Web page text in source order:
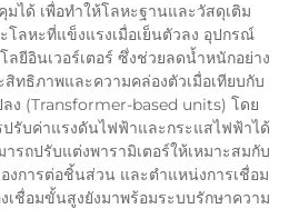
ได้ เพื่อทำให้โลหะฐานและวัสดุเติม
ลหะที่แข็งแรงเมื่อเย็นตัวลง อุปกรณ์
ลยีอินเวอร์เตอร์ ซึ่งช่วยลดน้ำหนักอย่าง
ทธิภาพและความคล่องตัวเมื่อเทียบกับ
ลง (Transformer-based units) โดย
ปรับค่าแรงดันไฟฟ้าและกระแสไฟฟ้าได้
รถปรับแต่งพารามิเตอร์ให้เหมาะสมกับ
การต่อชิ้นส่วน และตำแหน่งการเชื่อม
เชื่อมขั้นสูงยังมาพร้อมระบบรักษาความ